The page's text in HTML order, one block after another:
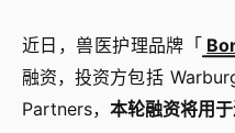
近日，兽医护理品牌「
融资，投资方包括
Partners， 本轮融资将用